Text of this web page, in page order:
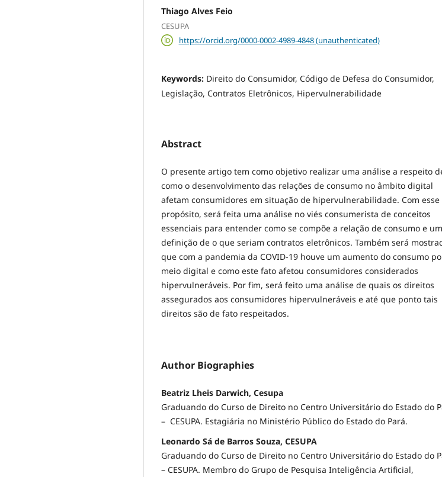
Thiago Alves Feio
CESUPA
https://orcid.org/0000-0002-4989-4848 (unauthenticated)
Keywords: Direito do Consumidor, Código de Defesa do Consumidor,
Legislação, Contratos Eletrônicos, Hipervulnerabilidade
Abstract
O presente artigo tem como objetivo realizar uma análise a respeito
como o desenvolvimento das relações de consumo no âmbito digital
afetam consumidores em situação de hipervulnerabilidade. Com esse
propósito, será feita uma análise no viés consumerista de conceitos
essenciais para entender como se compõe a relação de consumo e
definição de o que seriam contratos eletrônicos. Também será
que com a pandemia da COVID-19 houve um aumento do consumo
meio digital e como este fato afetou consumidores considerados
hipervulneráveis. Por fim, será feito uma análise de quais os direitos
assegurados aos consumidores hipervulneráveis e até que ponto tais
direitos são de fato respeitados.
Author Biographies
Beatriz Lheis Darwich, Cesupa
Graduando do Curso de Direito no Centro Universitário do Estado do
– CESUPA. Estagiária no Ministério Público do Estado do Pará.
Leonardo Sá de Barros Souza, CESUPA
Graduando do Curso de Direito no Centro Universitário do Estado do
– CESUPA. Membro do Grupo de Pesquisa Inteligência Artificial,